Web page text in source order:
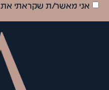
אני מאשר/ת שקראתי את